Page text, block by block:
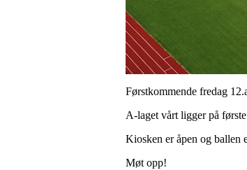
Førstkommende fredag
A-laget vårt ligger på
Kiosken er åpen og ballen
Møt opp!